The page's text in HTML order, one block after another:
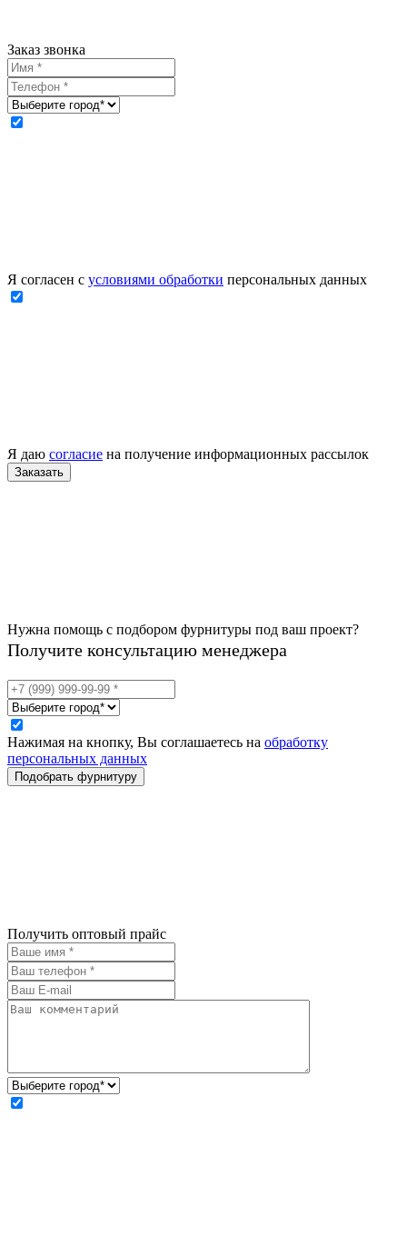
Заказ звонка
Я согласен с условиями обработки персональных данных
Я даю согласие на получение информационных рассылок
Нужна помощь с подбором фурнитуры под ваш проект?
Получите консультацию менеджера
Нажимая на кнопку, Вы соглашаетесь на обработку
персональных данных
Получить оптовый прайс